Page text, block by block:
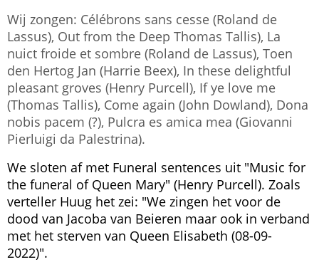
Wij zongen: Célébrons sans cesse (Roland de
Lassus), Out from the Deep Thomas Tallis), La
nuict froide et sombre (Roland de Lassus), Toen
den Hertog Jan (Harrie Beex), In these delightful
pleasant groves (Henry Purcell), If ye love me
(Thomas Tallis), Come again (John Dowland), Dona
nobis pacem (?), Pulcra es amica mea (Giovanni
Pierluigi da Palestrina).
We sloten af met Funeral sentences uit "Music for
the funeral of Queen Mary" (Henry Purcell). Zoals
verteller Huug het zei: "We zingen het voor de
dood van Jacoba van Beieren maar ook in verband
met het sterven van Queen Elisabeth (08-09-
2022)".